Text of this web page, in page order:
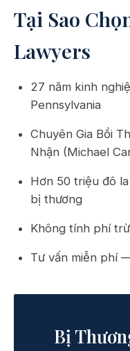
Tại Sao
Lawyers
27 năm kinh
Pennsylvania
Chuyên Gia Bồi
Nhận (Michael
Hơn 50 triệu đô
bị thương
Không tính phí
Tư vấn miễn phí
Bị